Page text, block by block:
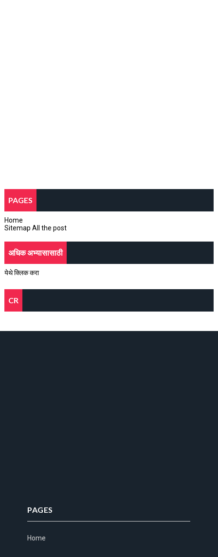
PAGES
Home
Sitemap All the post
अधिक अभ्यासासाठी
येथे क्लिक करा
CR
PAGES
Home